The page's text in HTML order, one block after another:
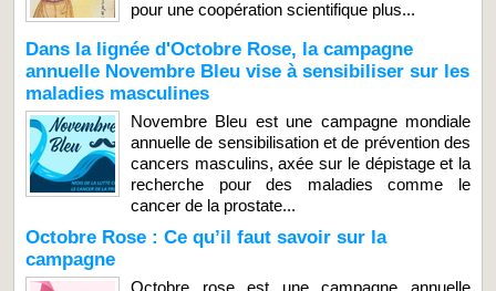
pour une coopération scientifique plus...
Dans la lignée d'Octobre Rose, la campagne
annuelle Novembre Bleu vise à sensibiliser sur les
maladies masculines
Novembre Bleu est une campagne mondiale
annuelle de sensibilisation et de prévention des
cancers masculins, axée sur le dépistage et la
recherche pour des maladies comme le
cancer de la prostate...
Octobre Rose : Ce qu’il faut savoir sur la
campagne
Octobre rose est une campagne annuelle